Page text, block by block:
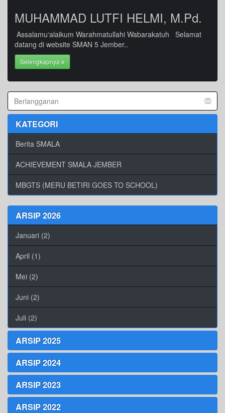
MUHAMMAD LUTFI HELMI, M.Pd.
Assalamu‘alaikum Warahmatullahi Wabarakatuh Selamat
datang di website SMAN 5 Jember..
Selengkapnya
KATEGORI
Berita SMALA
ACHIEVEMENT SMALA JEMBER
MBGTS (MERU BETIRI GOES TO SCHOOL)
ARSIP 2026
Januari (2)
April (1)
Mei (2)
Juni (2)
Juli (2)
ARSIP 2025
ARSIP 2024
ARSIP 2023
ARSIP 2022